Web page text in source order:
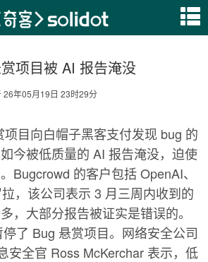
项目被 AI 报告淹没
26年05月19日 23时29分
目向白帽子黑客支付发现 bug 的
今被低质量的 AI 报告淹没，迫使
Bugcrowd 的客户包括 OpenAI、
，该公司表示 3 月三周内收到的
，大部分报告被证实是错误的。
了 Bug 悬赏项目。网络安全公司
安全官 Ross McKerchar 表示，低